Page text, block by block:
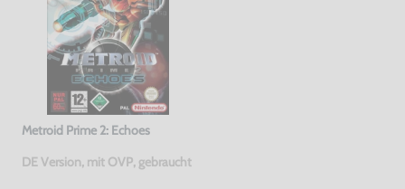
Metroid Prime 2: Echoes
DE Version, mit OVP, gebraucht